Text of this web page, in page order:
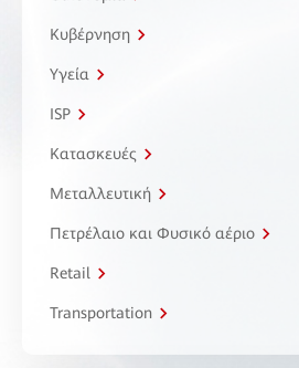
Κυβέρνηση
Υγεία
ISP
Κατασκευές
Μεταλλευτική
Πετρέλαιο και Φυσικό αέριο
Retail
Transportation